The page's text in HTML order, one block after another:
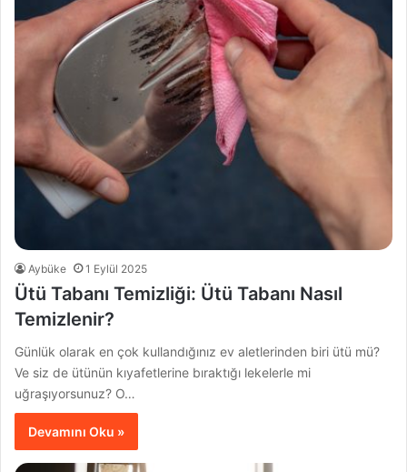
Aybüke 1 Eylül 2025
Ütü Tabanı Temizliği: Ütü Tabanı Nasıl
Temizlenir?
Günlük olarak en çok kullandığınız ev aletlerinden biri ütü mü?
Ve siz de ütünün kıyafetlerine bıraktığı lekelerle mi
uğraşıyorsunuz? O…
Devamını Oku »